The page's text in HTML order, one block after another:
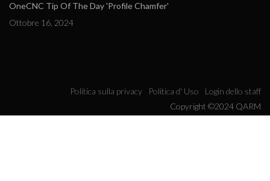
OneCNC Tip Of The Day 'Profile Chamfer'
Ottobre 16, 2024
Politica sulla privacy Politica d' Uso
Login dello staff
Copyright ©2024 QARM